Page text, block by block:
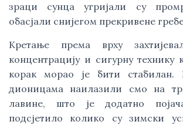
зраци сунца угријали су
обасјали снијегом прекривене
Kретање према врху
концентрацију и сигурну технику
корак морао је бити стабилан.
дионицама наилазили смо на
лавине, што је додатно
подсјетило колико су зимски